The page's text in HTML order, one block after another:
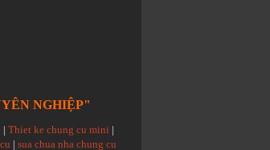
NGHIỆP"
|Thiet ke chung cu mini |
| sua chua nha chung cu